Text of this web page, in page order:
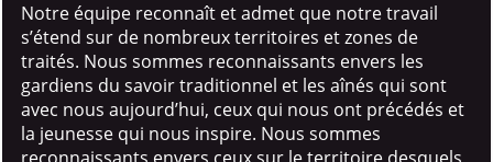
Notre équipe reconnaît et admet que notre travail
s’étend sur de nombreux territoires et zones de
traités. Nous sommes reconnaissants envers les
gardiens du savoir traditionnel et les aînés qui sont
avec nous aujourd’hui, ceux qui nous ont précédés et
la jeunesse qui nous inspire. Nous sommes